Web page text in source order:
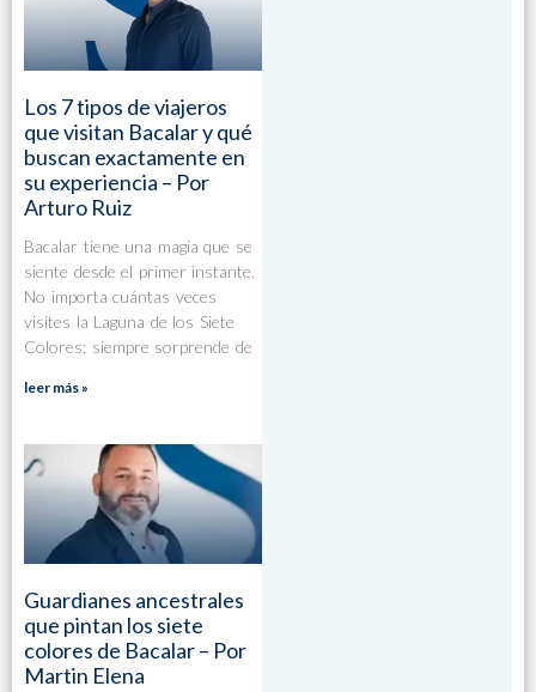
Los 7 tipos de viajeros
que visitan Bacalar y qué
buscan exactamente en
su experiencia – Por
Arturo Ruiz
Bacalar tiene una magia que se
siente desde el primer instante.
No importa cuántas veces
visites la Laguna de los Siete
Colores: siempre sorprende de
leer más »
Guardianes ancestrales
que pintan los siete
colores de Bacalar – Por
Martin Elena